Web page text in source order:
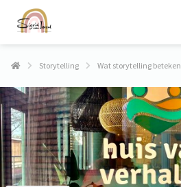
Storytelling Wat storytelling